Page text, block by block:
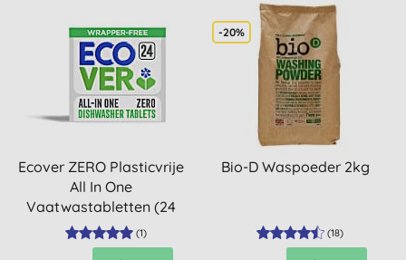
Ecover ZERO Plasticvrije
All In One
Vaatwastabletten (24
stuks)
(1)
-20%
Bio-D Waspoeder 2kg
(18)